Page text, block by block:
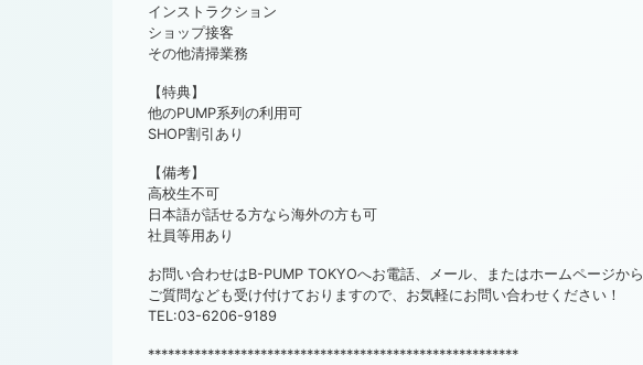
インストラクション
ショップ接客
その他清掃業務
【特典】
他のPUMP系列の利用可
SHOP割引あり
【備考】
高校生不可
日本語が話せる方なら海外の方も可
社員等用あり
お問い合わせはB-PUMP TOKYOへお電話、メール、またはホームページから
ご質問なども受け付けておりますので、お気軽にお問い合わせください！
TEL:03-6206-9189
********************************************************